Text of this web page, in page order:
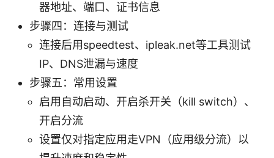
器地址、端口、证书信息
步骤四：连接与测试
连接后用speedtest、ipleak.net等工具测试
IP、DNS泄漏与速度
步骤五：常用设置
启用自动启动、开启杀开关（kill switch）、
开启分流
设置仅对指定应用走VPN（应用级分流）以